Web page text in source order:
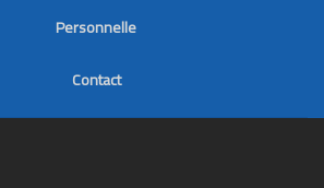
Personnelle
Contact